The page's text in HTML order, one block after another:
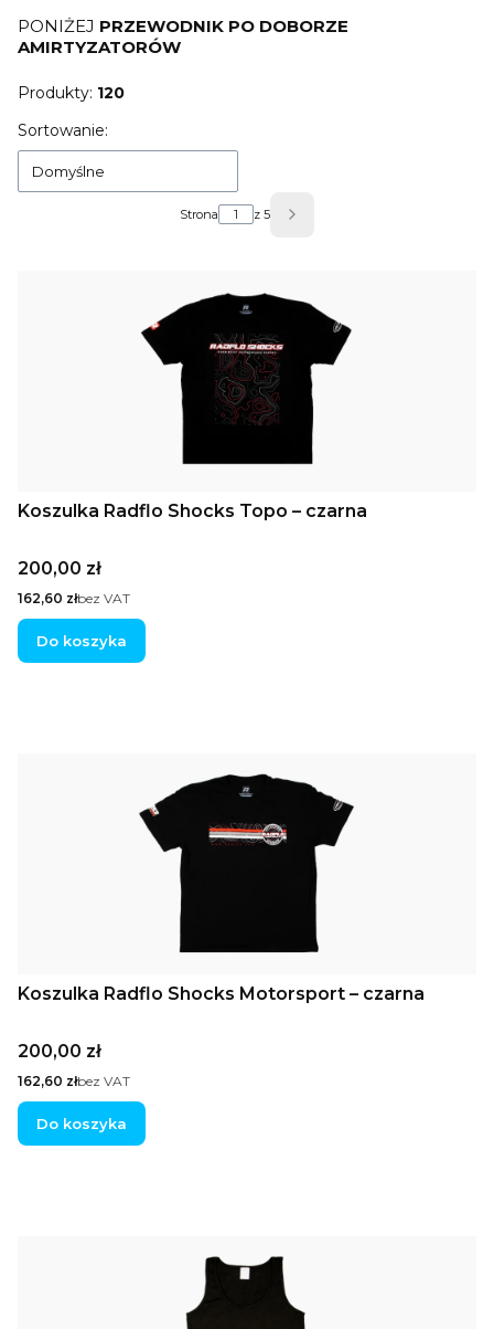
PONIŻEJ PRZEWODNIK PO DOBORZE
AMIRTYZATORÓW
Produkty: 120
Lista produktów
Sortowanie:
Domyślne
Strona z 5 Następne produkty
Koszulka Radflo Shocks Topo – czarna
Cena
200,00 zł
Cena
162,60 złbez VAT
Do koszyka
Koszulka Radflo Shocks Motorsport – czarna
Cena
200,00 zł
Cena
162,60 złbez VAT
Do koszyka